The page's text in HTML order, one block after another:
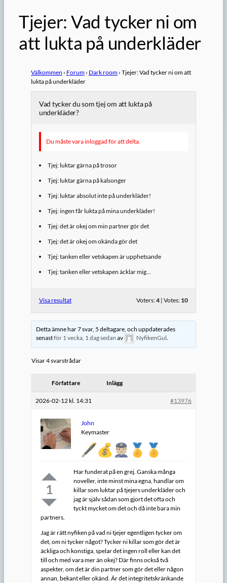
Tjejer: Vad tycker ni om
att lukta på underkläder
Välkommen › Forum › Dark room › Tjejer: Vad tycker ni om att
lukta på underkläder
Vad tycker du som tjej om att lukta på
underkläder?
Du måste vara inloggad för att delta.
Tjej: luktar gärna på trosor
Tjej: luktar gärna på kalsonger
Tjej: luktar absolut inte på underkläder!
Tjej: ingen får lukta på mina underkläder!
Tjej: det är okej om min partner gör det
Tjej: det är okej om okända gör det
Tjej: tanken eller vetskapen är upphetsande
Tjej: tanken eller vetskapen äcklar mig…
Voters:4 | Votes: 10
Visa resultat
Detta ämne har 7 svar, 5 deltagare, och uppdaterades
senastför 1 vecka, 1 dag sedan av NyfikenGul.
Visar 4 svarstrådar
Författare Inlägg
2026-02-12 kl. 14:31 #13976
John
Keymaster
1
Har funderat på en grej. Ganska många
noveller, inte minst mina egna, handlar om
killar som luktar på tjejers underkläder och
jag är själv sådan som gjort det ofta och
tyckt mycket om det och då inte bara min
partners.
Jag är rätt nyfiken på vad ni tjejer egentligen tycker om
det, om ni tycker något? Tycker ni killar som gör det är
äckliga och konstiga, spelar det ingen roll eller kan det
till och med vara mer än okej? Där finns också två
aspekter, om det är din partner som gör det eller någon
annan, bekant eller okänd. Är det integritetskränkande